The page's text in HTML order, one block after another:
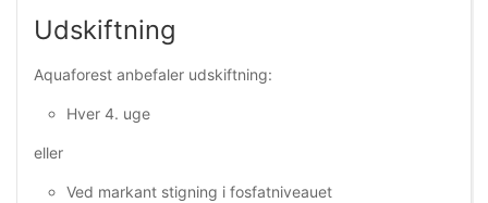
Udskiftning
Aquaforest anbefaler udskiftning:
Hver 4. uge
eller
Ved markant stigning i fosfatniveauet